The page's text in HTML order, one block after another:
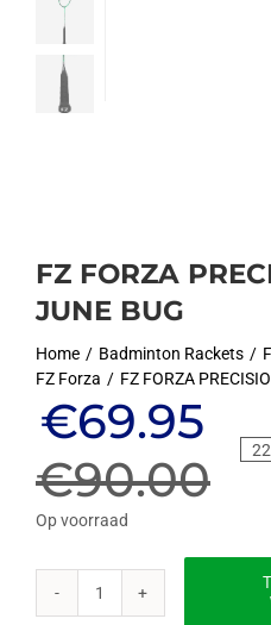
FZ FORZA
JUNE BUG
Home Badminton Rackets
FZ Forza
FZ FORZA
€90.00
prijs
was:
€69.95
prijs
is:
Op voorraad
FZ